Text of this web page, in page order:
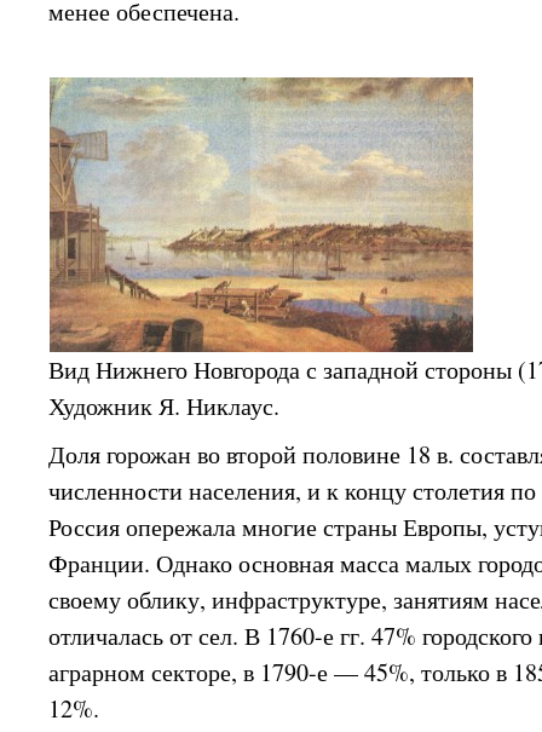
менее обеспечена.
Вид Нижнего Новгорода с западной стороны
Художник Я. Никлаус.
Доля горожан во второй половине 18 в.
численности населения, и к концу столетия
Россия опережала многие страны Европы,
Франции. Однако основная масса малых
своему облику, инфраструктуре, занятиям
отличалась от сел. В 1760-е гг. 47%
аграрном секторе, в 1790-е — 45%, только в
12%.